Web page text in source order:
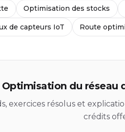
Optimisation des stocks
de capteurs IoT Route
du réseau
exercices résolus et
crédits